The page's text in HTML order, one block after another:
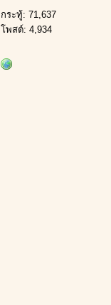
กระทู้: 71,637
โพสต์: 4,934